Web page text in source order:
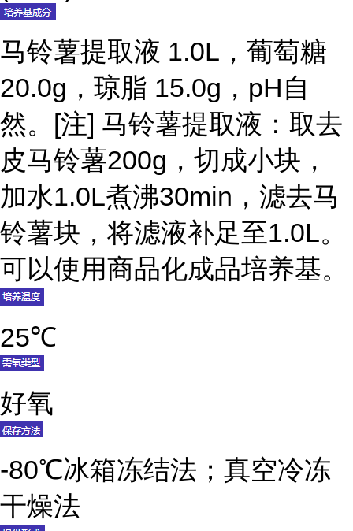
马铃薯提取液 1.0L，葡萄糖
20.0g，琼脂 15.0g，pH自
然。[注] 马铃薯提取液：取去
皮马铃薯200g，切成小块，
加水1.0L煮沸30min，滤去马
铃薯块，将滤液补足至1.0L。
可以使用商品化成品培养基。
25℃
好氧
-80℃冰箱冻结法；真空冷冻
干燥法